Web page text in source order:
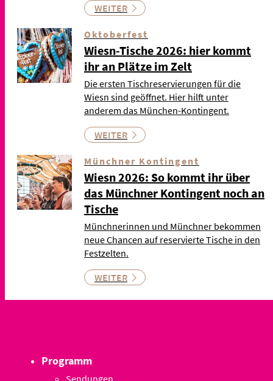
WEITER
Oktoberfest
Wiesn-Tische 2026: hier kommt
ihr an Plätze im Zelt
Die ersten Tischreservierungen für die
Wiesn sind geöffnet. Hier hilft unter
anderem das München-Kontingent.
WEITER
Münchner Kontingent
Wiesn 2026: So kommt ihr über
das Münchner Kontingent noch an
Tische
Münchnerinnen und Münchner bekommen
neue Chancen auf reservierte Tische in den
Festzelten.
WEITER
Programm
Sendungen